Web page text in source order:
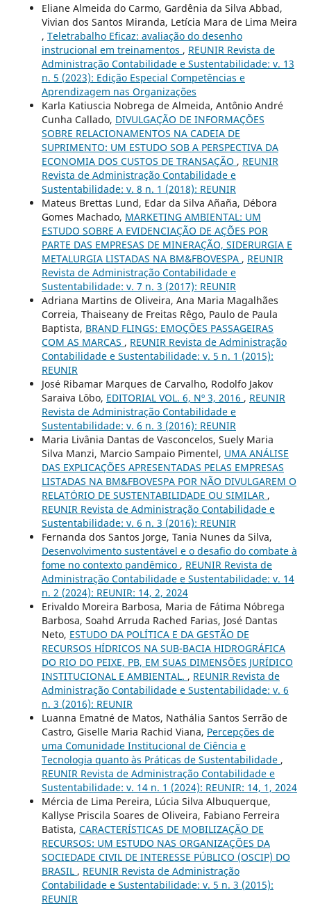
Eliane Almeida do Carmo, Gardênia da Silva Abbad,
Vivian dos Santos Miranda, Letícia Mara de Lima Meira
, Teletrabalho Eficaz: avaliação do desenho
instrucional em treinamentos , REUNIR Revista de
Administração Contabilidade e Sustentabilidade: v. 13
n. 5 (2023): Edição Especial Competências e
Aprendizagem nas Organizações
Karla Katiuscia Nobrega de Almeida, Antônio André
Cunha Callado, DIVULGAÇÃO DE INFORMAÇÕES
SOBRE RELACIONAMENTOS NA CADEIA DE
SUPRIMENTO: UM ESTUDO SOB A PERSPECTIVA DA
ECONOMIA DOS CUSTOS DE TRANSAÇÃO , REUNIR
Revista de Administração Contabilidade e
Sustentabilidade: v. 8 n. 1 (2018): REUNIR
Mateus Brettas Lund, Edar da Silva Añaña, Débora
Gomes Machado, MARKETING AMBIENTAL: UM
ESTUDO SOBRE A EVIDENCIAÇÃO DE AÇÕES POR
PARTE DAS EMPRESAS DE MINERAÇÃO, SIDERURGIA E
METALURGIA LISTADAS NA BM&FBOVESPA , REUNIR
Revista de Administração Contabilidade e
Sustentabilidade: v. 7 n. 3 (2017): REUNIR
Adriana Martins de Oliveira, Ana Maria Magalhães
Correia, Thaiseany de Freitas Rêgo, Paulo de Paula
Baptista, BRAND FLINGS: EMOÇÕES PASSAGEIRAS
COM AS MARCAS , REUNIR Revista de Administração
Contabilidade e Sustentabilidade: v. 5 n. 1 (2015):
REUNIR
José Ribamar Marques de Carvalho, Rodolfo Jakov
Saraiva Lôbo, EDITORIAL VOL. 6, Nº 3, 2016 , REUNIR
Revista de Administração Contabilidade e
Sustentabilidade: v. 6 n. 3 (2016): REUNIR
Maria Livânia Dantas de Vasconcelos, Suely Maria
Silva Manzi, Marcio Sampaio Pimentel, UMA ANÁLISE
DAS EXPLICAÇÕES APRESENTADAS PELAS EMPRESAS
LISTADAS NA BM&FBOVESPA POR NÃO DIVULGAREM O
RELATÓRIO DE SUSTENTABILIDADE OU SIMILAR ,
REUNIR Revista de Administração Contabilidade e
Sustentabilidade: v. 6 n. 3 (2016): REUNIR
Fernanda dos Santos Jorge, Tania Nunes da Silva,
Desenvolvimento sustentável e o desafio do combate à
fome no contexto pandêmico , REUNIR Revista de
Administração Contabilidade e Sustentabilidade: v. 14
n. 2 (2024): REUNIR: 14, 2, 2024
Erivaldo Moreira Barbosa, Maria de Fátima Nóbrega
Barbosa, Soahd Arruda Rached Farias, José Dantas
Neto, ESTUDO DA POLÍTICA E DA GESTÃO DE
RECURSOS HÍDRICOS NA SUB-BACIA HIDROGRÁFICA
DO RIO DO PEIXE, PB, EM SUAS DIMENSÕES JURÍDICO
INSTITUCIONAL E AMBIENTAL. , REUNIR Revista de
Administração Contabilidade e Sustentabilidade: v. 6
n. 3 (2016): REUNIR
Luanna Ematné de Matos, Nathália Santos Serrão de
Castro, Giselle Maria Rachid Viana, Percepções de
uma Comunidade Institucional de Ciência e
Tecnologia quanto às Práticas de Sustentabilidade ,
REUNIR Revista de Administração Contabilidade e
Sustentabilidade: v. 14 n. 1 (2024): REUNIR: 14, 1, 2024
Mércia de Lima Pereira, Lúcia Silva Albuquerque,
Kallyse Priscila Soares de Oliveira, Fabiano Ferreira
Batista, CARACTERÍSTICAS DE MOBILIZAÇÃO DE
RECURSOS: UM ESTUDO NAS ORGANIZAÇÕES DA
SOCIEDADE CIVIL DE INTERESSE PÚBLICO (OSCIP) DO
BRASIL , REUNIR Revista de Administração
Contabilidade e Sustentabilidade: v. 5 n. 3 (2015):
REUNIR